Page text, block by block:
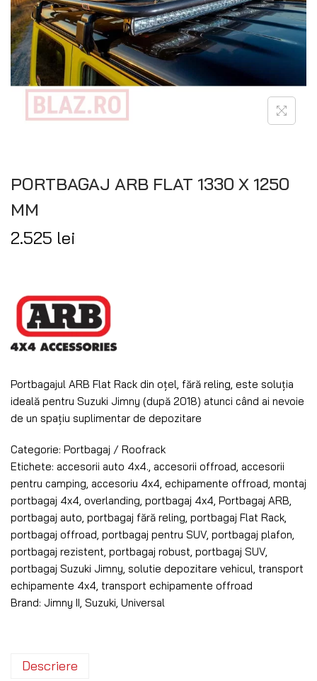
PORTBAGAJ ARB FLAT 1330 X 1250
MM
2.525 lei
Portbagajul ARB Flat Rack din oțel, fără reling, este soluția
ideală pentru Suzuki Jimny (după 2018) atunci când ai nevoie
de un spațiu suplimentar de depozitare
Categorie: Portbagaj / Roofrack
Etichete: accesorii auto 4x4. accesorii offroad accesorii
pentru camping accesoriu 4x4 echipamente offroad montaj
portbagaj 4x4 overlanding portbagaj 4x4 Portbagaj ARB
portbagaj auto portbagaj fără reling portbagaj Flat Rack
portbagaj offroad portbagaj pentru SUV portbagaj plafon
portbagaj rezistent portbagaj robust portbagaj SUV
portbagaj Suzuki Jimny solutie depozitare vehicul transport
echipamente 4x4 transport echipamente offroad
Brand: Jimny II Suzuki Universal
Descriere